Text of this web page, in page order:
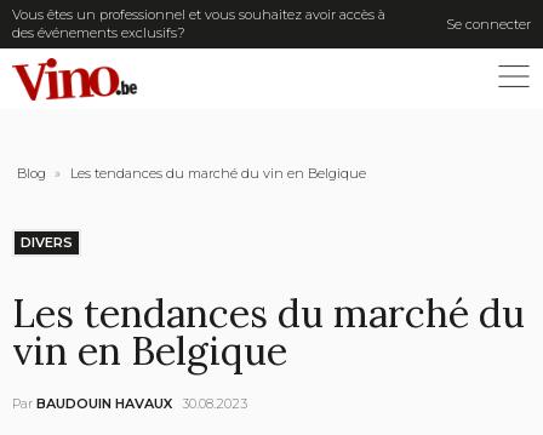
Vous êtes un professionnel et vous souhaitez avoir accès à
des événements exclusifs?
Se connecter
Blog » Les tendances du marché du vin en Belgique
DIVERS
Les tendances du marché du
vin en Belgique
Par BAUDOUIN HAVAUX 30.08.2023